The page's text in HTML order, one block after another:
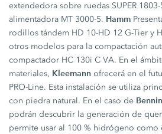
extendedora sobre ruedas SUPER
alimentadora MT 3000-5. Hamm
rodillos tándem HD 10-HD 12 G-Tier y
otros modelos para la compactación
compactador HC 130i C VA. En el
materiales, Kleemann ofrecerá en el
PRO-Line. Esta instalación se utiliza
con piedra natural. En el caso de
podrán descubrir la generación de
permite usar al 100 % hidrógeno